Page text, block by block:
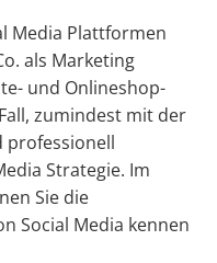
Media Plattformen
als Marketing
und Onlineshop-
zumindest mit der
professionell
Strategie. Im
Sie die
Social Media kennen